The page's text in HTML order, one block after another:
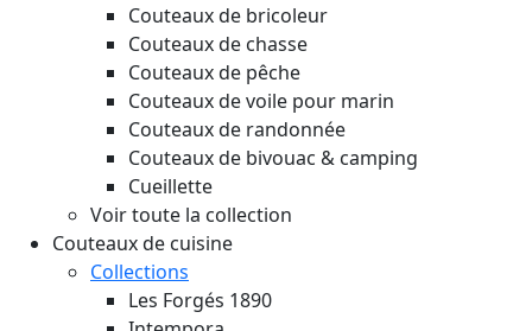
Couteaux de bricoleur
Couteaux de chasse
Couteaux de pêche
Couteaux de voile pour marin
Couteaux de randonnée
Couteaux de bivouac & camping
Cueillette
Voir toute la collection
Couteaux de cuisine
Collections
Les Forgés 1890